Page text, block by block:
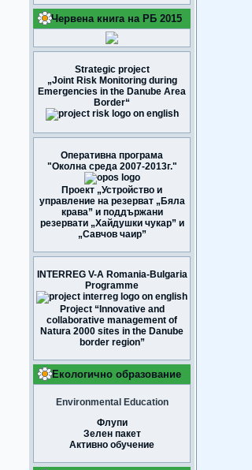
Червена книга на РБ 2015
Strategic project
„Joint Risk Monitoring during
Emergencies in the Danube Area
Border“
Оперативна програма
"Околна среда 2007-2013г."
Проект „Устройство и
управление на резерват „Бяла
крава” и поддържани
резервати „Хайдушки чукар” и
„Савчов чаир”
INTERREG V-A Romania-Bulgaria
Programme
Project “Innovative and
collaborative management of
Natura 2000 sites in the Danube
border region”
Екологично образование
Environmental Education
Флупи
Зелен пакет
Активно обучение